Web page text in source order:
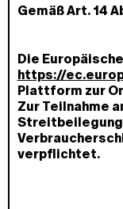
Gemäß Art. 14
Die
https://
Plattform zur
Zur Teilnahme
verpflichtet.